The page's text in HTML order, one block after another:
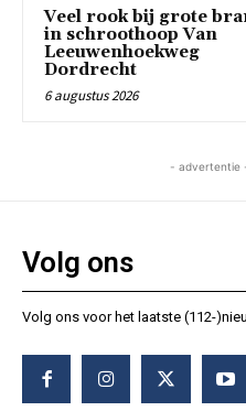
Veel rook bij grote
in schroothoop Van
Leeuwenhoekweg
Dordrecht
6 augustus 2026
- advertentie
Volg ons
Volg ons voor het laatste (112-